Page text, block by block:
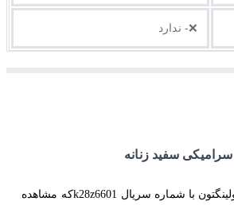
❌- ندارد
سفید زنانه
ساعت مچی زنانه دنیل ولینگتون با شماره سریال k28z6601که مشاهده